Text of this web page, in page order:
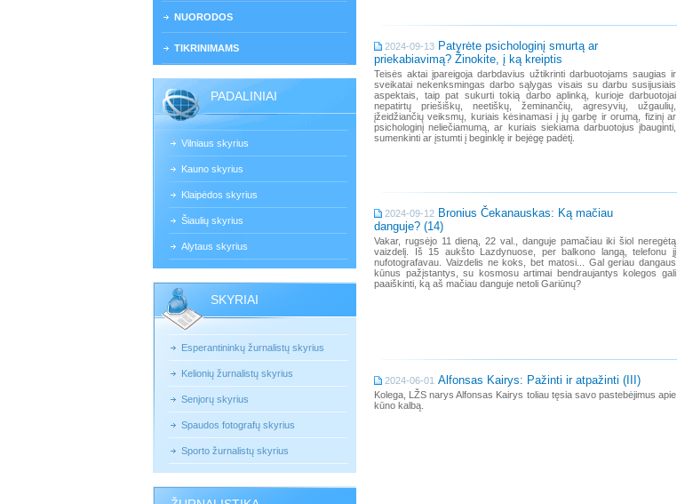
NUORODOS
TIKRINIMAMS
PADALINIAI
Vilniaus skyrius
Kauno skyrius
Klaipėdos skyrius
Šiaulių skyrius
Alytaus skyrius
SKYRIAI
Esperantininkų žurnalistų skyrius
Kelionių žurnalistų skyrius
Senjorų skyrius
Spaudos fotografų skyrius
Sporto žurnalistų skyrius
2024-09-13 Patyrėte psichologinį smurtą ar
priekabiavimą? Žinokite, į ką kreiptis
Teisės aktai įpareigoja darbdavius užtikrinti darbuotojams saugias ir
sveikatai nekenksmingas darbo sąlygas visais su darbu susijusiais
aspektais, taip pat sukurti tokią darbo aplinką, kurioje darbuotojai
nepatirtų priešiškų, neetiškų, žeminančių, agresyvių, užgaulių,
įžeidžiančių veiksmų, kuriais kėsinamasi į jų garbę ir orumą, fizinį ar
psichologinį neliečiamumą, ar kuriais siekiama darbuotojus įbauginti,
sumenkinti ar įstumti į beginklę ir bejėgę padėtį.
2024-09-12 Bronius Čekanauskas: Ką mačiau
danguje? (14)
Vakar, rugsėjo 11 dieną, 22 val., danguje pamačiau iki šiol neregėtą
vaizdelį. Iš 15 aukšto Lazdynuose, per balkono langą, telefonu jį
nufotografavau. Vaizdelis ne koks, bet matosi... Gal geriau dangaus
kūnus pažįstantys, su kosmosu artimai bendraujantys kolegos gali
paaiškinti, ką aš mačiau danguje netoli Gariūnų?
2024-06-01 Alfonsas Kairys: Pažinti ir atpažinti (III)
Kolega, LŽS narys Alfonsas Kairys toliau tęsia savo pastebėjimus apie
kūno kalbą.